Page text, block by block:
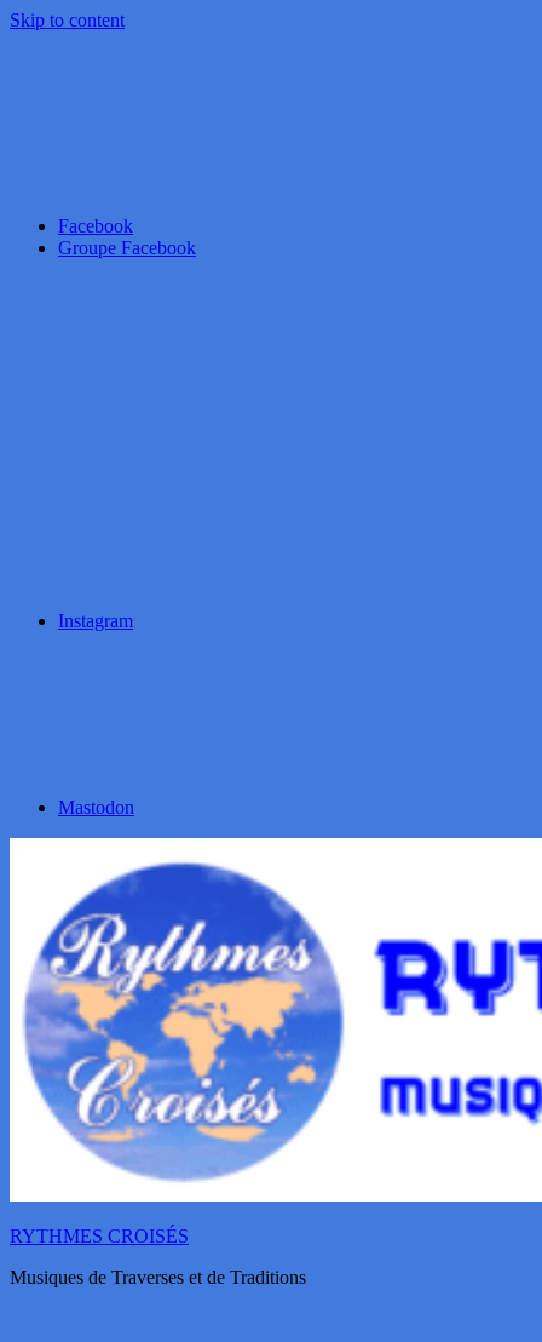
Skip to content
Facebook
Groupe Facebook
Instagram
Mastodon
RYTHMES CROISÉS
Musiques de Traverses et de Traditions